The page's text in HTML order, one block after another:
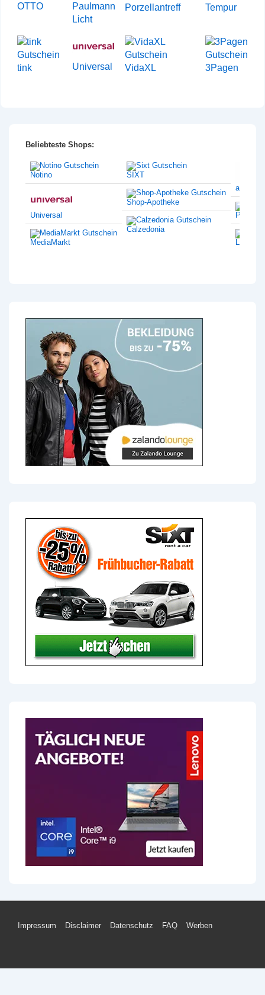
OTTO
Paulmann
Licht
Porzellantreff Tempur
tink Universal VidaXL 3Pagen
Beliebteste Shops:
Notino
Universal
MediaMarkt
SIXT
Shop-Apotheke
Calzedonia
amazon
Philips
Footer-
Impressum Disclaimer Datenschutz FAQ Werben